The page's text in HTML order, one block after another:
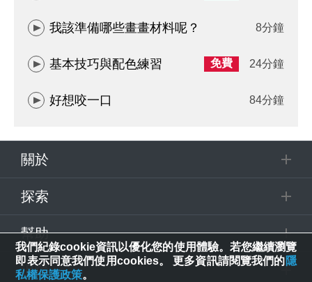
我該準備哪些畫畫材料呢？ 8分鐘
基本技巧與配色練習 免費 24分鐘
好想咬一口 84分鐘
關於
探索
幫助
追蹤
我們紀錄cookie資訊以優化您的使用體驗。若您繼續瀏覽
即表示同意我們使用cookies。 更多資訊請閱覽我們的隱
私權保護政策。